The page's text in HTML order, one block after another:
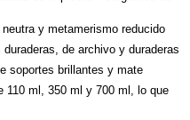
y metamerismo reducido
de archivo y duraderas
soportes brillantes y mate
110 ml, 350 ml y 700 ml, lo que